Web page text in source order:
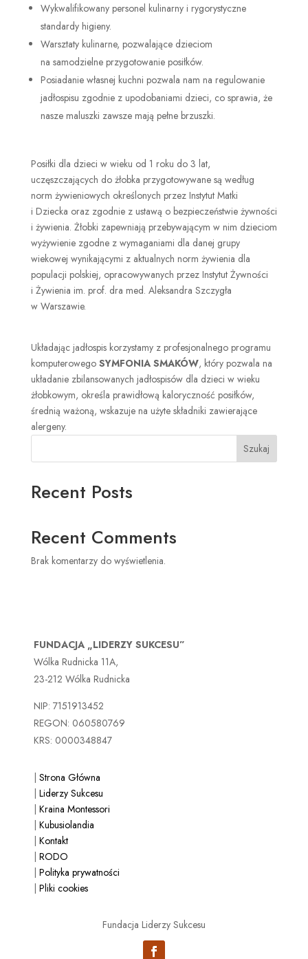
Wykwalifikowany personel kulinarny i rygorystyczne
standardy higieny.
Warsztaty kulinarne, pozwalające dzieciom
na samodzielne przygotowanie posiłków.
Posiadanie własnej kuchni pozwala nam na regulowanie
jadłospisu zgodnie z upodobaniami dzieci, co sprawia, że
nasze maluszki zawsze mają pełne brzuszki.
Posiłki dla dzieci w wieku od 1 roku do 3 lat,
uczęszczających do żłobka przygotowywane są według
norm żywieniowych określonych przez Instytut Matki
i Dziecka oraz zgodnie z ustawą o bezpieczeństwie żywności
i żywienia. Żłobki zapewniają przebywającym w nim dzieciom
wyżywienie zgodne z wymaganiami dla danej grupy
wiekowej wynikającymi z aktualnych norm żywienia dla
populacji polskiej, opracowywanych przez Instytut Żywności
i Żywienia im. prof. dra med. Aleksandra Szczygła
w Warszawie.
Układając jadłospis korzystamy z profesjonalnego programu
komputerowego SYMFONIA SMAKÓW, który pozwala na
układanie zbilansowanych jadłospisów dla dzieci w wieku
żłobkowym, określa prawidłową kaloryczność posiłków,
średnią ważoną, wskazuje na użyte składniki zawierające
alergeny.
Szukaj
Recent Posts
Recent Comments
Brak komentarzy do wyświetlenia.
FUNDACJA „LIDERZY SUKCESU”
Wólka Rudnicka 11A,
23-212 Wólka Rudnicka
NIP: 7151913452
REGON: 060580769
KRS: 0000348847
| Strona Główna
|Liderzy Sukcesu
|Kraina Montessori
|Kubusiolandia
|Kontakt
|RODO
|Polityka prywatności
| Pliki cookies
Fundacja Liderzy Sukcesu